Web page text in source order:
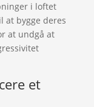
i loftet
at bygge deres
at undgå at
et